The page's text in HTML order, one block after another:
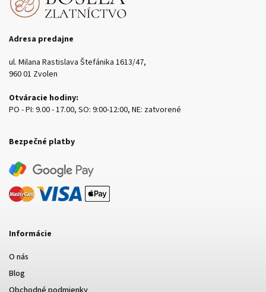
Adresa predajne
ul. Milana Rastislava Štefánika 1613/47,
960 01 Zvolen
Otváracie hodiny:
PO - PI: 9.00 - 17.00, SO: 9:00-12:00, NE: zatvorené
Bezpečné platby
Informácie
O nás
Blog